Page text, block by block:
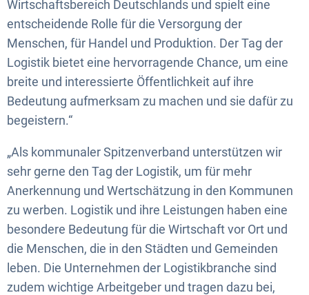
Wirtschaftsbereich Deutschlands und spielt eine
entscheidende Rolle für die Versorgung der
Menschen, für Handel und Produktion. Der Tag der
Logistik bietet eine hervorragende Chance, um eine
breite und interessierte Öffentlichkeit auf ihre
Bedeutung aufmerksam zu machen und sie dafür zu
begeistern.“
„Als kommunaler Spitzenverband unterstützen wir
sehr gerne den Tag der Logistik, um für mehr
Anerkennung und Wertschätzung in den Kommunen
zu werben. Logistik und ihre Leistungen haben eine
besondere Bedeutung für die Wirtschaft vor Ort und
die Menschen, die in den Städten und Gemeinden
leben. Die Unternehmen der Logistikbranche sind
zudem wichtige Arbeitgeber und tragen dazu bei,